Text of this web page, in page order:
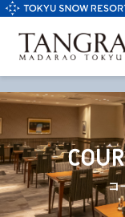
ホテル（宿泊予約）
ゲレンデ
チケット/レンタル
アクティビティ
泊数
室数
大人※1部屋あたり
コ